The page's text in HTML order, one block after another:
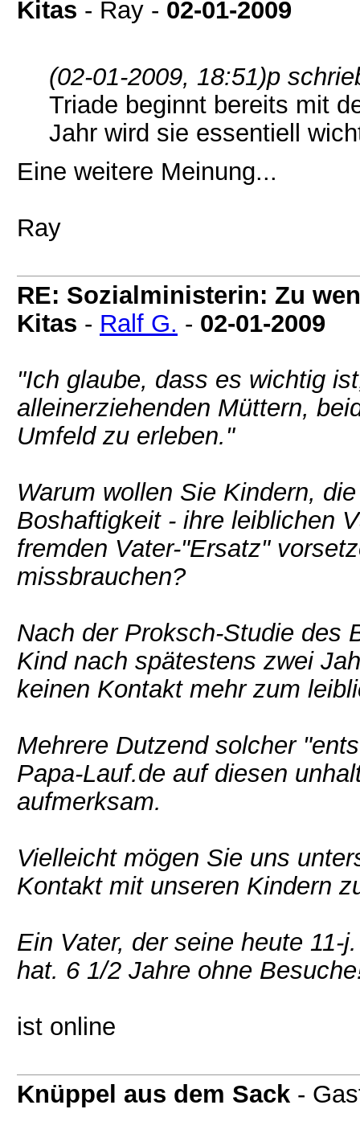
Kitas - Ray - 02-01-2009
(02-01-2009, 18:51)p
Triade beginnt bereits mit
Jahr wird sie essentiell
Eine weitere Meinung...
Ray
RE: Sozialministerin: Zu
Kitas - Ralf G. - 02-01-2009
"Ich glaube, dass es wichtig
alleinerziehenden Müttern,
Umfeld zu erleben."
Warum wollen Sie Kindern,
Boshaftigkeit - ihre leiblichen
fremden Vater-"Ersatz"
missbrauchen?
Nach der Proksch-Studie des
Kind nach spätestens zwei
keinen Kontakt mehr zum
Mehrere Dutzend solcher
Papa-Lauf.de auf diesen
aufmerksam.
Vielleicht mögen Sie uns
Kontakt mit unseren Kindern
Ein Vater, der seine heute 11-
hat. 6 1/2 Jahre ohne
ist online
Knüppel aus dem Sack -